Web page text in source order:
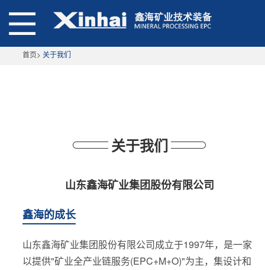
首页> 关于我们
关于我们
山东鑫海矿业集团股份有限公司
鑫海的成长
山东鑫海矿业集团股份有限公司成立于1997年，是一家
以提供"矿业全产业链服务(EPC+M+O)"为主，集设计和